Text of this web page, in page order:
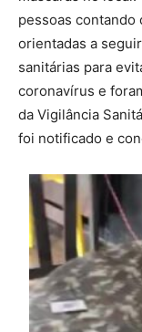
pessoas contando
orientadas a
sanitárias para
coronavírus e
da Vigilância
foi notificado e